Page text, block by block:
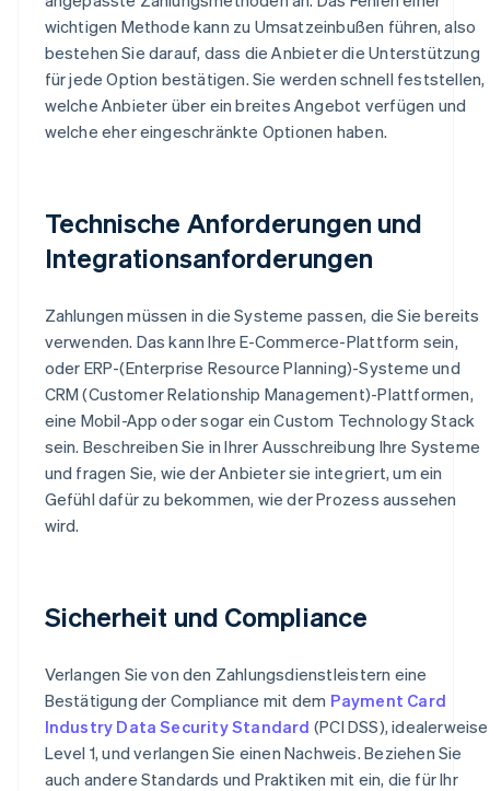
wichtigen Methode kann zu Umsatzeinbußen führen, also
bestehen Sie darauf, dass die Anbieter die Unterstützung
für jede Option bestätigen. Sie werden schnell feststellen,
welche Anbieter über ein breites Angebot verfügen und
welche eher eingeschränkte Optionen haben.
Technische Anforderungen und
Integrationsanforderungen
Zahlungen müssen in die Systeme passen, die Sie bereits
verwenden. Das kann Ihre E-Commerce-Plattform sein,
oder ERP-(Enterprise Resource Planning)-Systeme und
CRM (Customer Relationship Management)-Plattformen,
eine Mobil-App oder sogar ein Custom Technology Stack
sein. Beschreiben Sie in Ihrer Ausschreibung Ihre Systeme
und fragen Sie, wie der Anbieter sie integriert, um ein
Gefühl dafür zu bekommen, wie der Prozess aussehen
wird.
Sicherheit und Compliance
Verlangen Sie von den Zahlungsdienstleistern eine
Bestätigung der Compliance mit dem Payment Card
Industry Data Security Standard (PCI DSS), idealerweise
Level 1, und verlangen Sie einen Nachweis. Beziehen Sie
auch andere Standards und Praktiken mit ein, die für Ihr